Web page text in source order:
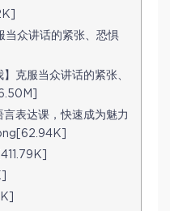
当众讲话的紧张、恐惧
克服当众讲话的紧张、
言表达课，快速成为魅力